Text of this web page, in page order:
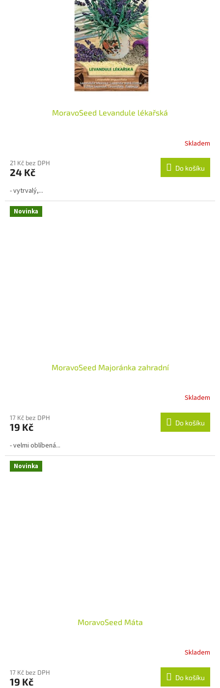
MoravoSeed Levandule lékařská
produktu
je
z
5
hvězdiček.
Skladem
21 Kč bez DPH
24 Kč Do košíku
- vytrvalý,...
Novinka
MoravoSeed Majoránka zahradní
Skladem
17 Kč bez DPH
19 Kč Do košíku
- velmi oblíbená...
Novinka
MoravoSeed Máta
produktu
je
Skladem
17 Kč bez DPH
19 Kč Do košíku